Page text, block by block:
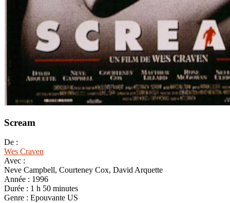
Scream
De :
Wes Craven
Avec :
Neve Campbell, Courteney Cox, David Arquette
Année : 1996
Durée : 1 h 50 minutes
Genre : Epouvante US